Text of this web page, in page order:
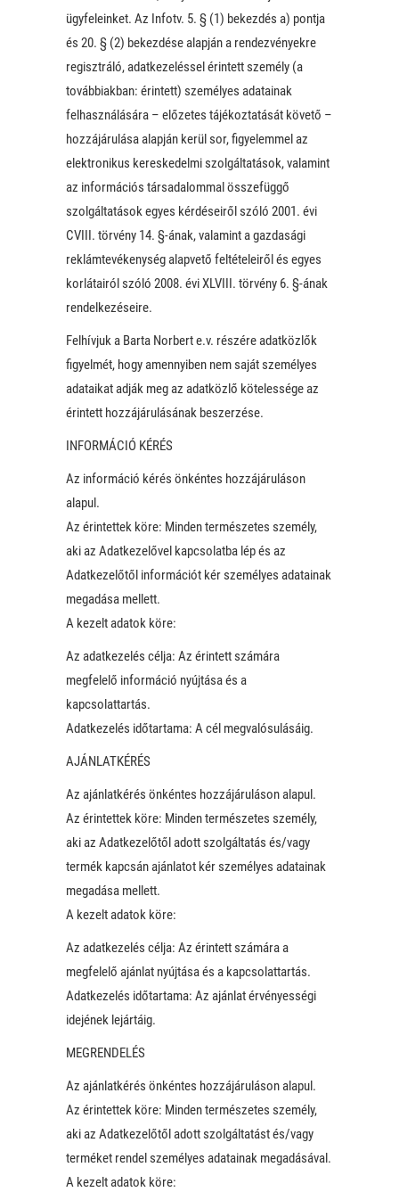
ügyfeleinket. Az Infotv. 5. § (1) bekezdés a) pontja
és 20. § (2) bekezdése alapján a rendezvényekre
regisztráló, adatkezeléssel érintett személy (a
továbbiakban: érintett) személyes adatainak
felhasználására – előzetes tájékoztatását követő –
hozzájárulása alapján kerül sor, figyelemmel az
elektronikus kereskedelmi szolgáltatások, valamint
az információs társadalommal összefüggő
szolgáltatások egyes kérdéseiről szóló 2001. évi
CVIII. törvény 14. §-ának, valamint a gazdasági
reklámtevékenység alapvető feltételeiről és egyes
korlátairól szóló 2008. évi XLVIII. törvény 6. §-ának
rendelkezéseire.
Felhívjuk a Barta Norbert e.v. részére adatközlők
figyelmét, hogy amennyiben nem saját személyes
adataikat adják meg az adatközlő kötelessége az
érintett hozzájárulásának beszerzése.
INFORMÁCIÓ KÉRÉS
Az információ kérés önkéntes hozzájáruláson
alapul.
Az érintettek köre: Minden természetes személy,
aki az Adatkezelővel kapcsolatba lép és az
Adatkezelőtől információt kér személyes adatainak
megadása mellett.
A kezelt adatok köre:
Az adatkezelés célja: Az érintett számára
megfelelő információ nyújtása és a
kapcsolattartás.
Adatkezelés időtartama: A cél megvalósulásáig.
AJÁNLATKÉRÉS
Az ajánlatkérés önkéntes hozzájáruláson alapul.
Az érintettek köre: Minden természetes személy,
aki az Adatkezelőtől adott szolgáltatás és/vagy
termék kapcsán ajánlatot kér személyes adatainak
megadása mellett.
A kezelt adatok köre:
Az adatkezelés célja: Az érintett számára a
megfelelő ajánlat nyújtása és a kapcsolattartás.
Adatkezelés időtartama: Az ajánlat érvényességi
idejének lejártáig.
MEGRENDELÉS
Az ajánlatkérés önkéntes hozzájáruláson alapul.
Az érintettek köre: Minden természetes személy,
aki az Adatkezelőtől adott szolgáltatást és/vagy
terméket rendel személyes adatainak megadásával.
A kezelt adatok köre: